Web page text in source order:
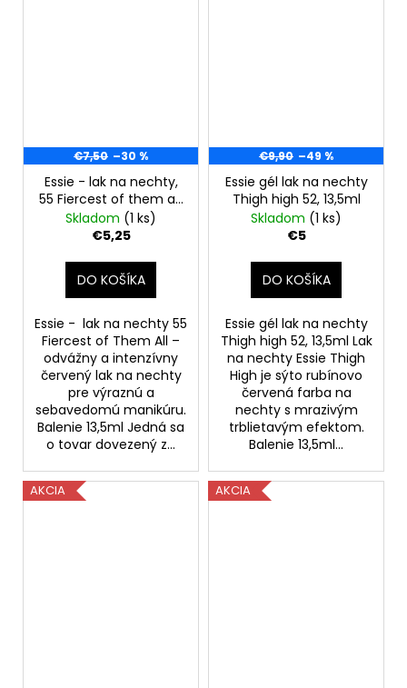
€7,50 –30 %
Essie - lak na nechty,
55 Fiercest of them all,
13,5 ml
Skladom (1 ks)
€5,25
DO KOŠÍKA
Essie - lak na nechty 55
Fiercest of Them All –
odvážny a intenzívny
červený lak na nechty
pre výraznú a
sebavedomú manikúru.
Balenie 13,5ml Jedná sa
o tovar dovezený z...
€9,90 –49 %
Essie gél lak na nechty
Thigh high 52, 13,5ml
Skladom (1 ks)
€5
DO KOŠÍKA
Essie gél lak na nechty
Thigh high 52, 13,5ml Lak
na nechty Essie Thigh
High je sýto rubínovo
červená farba na
nechty s mrazivým
trblietavým efektom.
Balenie 13,5ml...
AKCIA AKCIA